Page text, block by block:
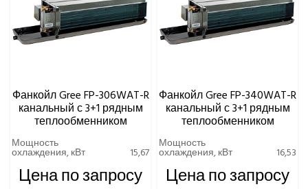
теплообменником с алюминиевым фильтром
Кассетные фанкойлы
Напольно-потолочные фанкойлы
Чиллеры водяного охлаждения
Чиллеры воздушного охлаждения
ВИННЫЕ ХОЛОДИЛЬНИКИ И ШКАФЫ
Фанкойл Gree FP-306WAT-R
канальный с 3+1 рядным
теплообменником
Мощность
охлаждения, кВт 15,67
Цена по запросу
Фанкойл Gree FP-340WAT-R
канальный с 3+1 рядным
теплообменником
Мощность
охлаждения, кВт 16,53
Цена по запросу